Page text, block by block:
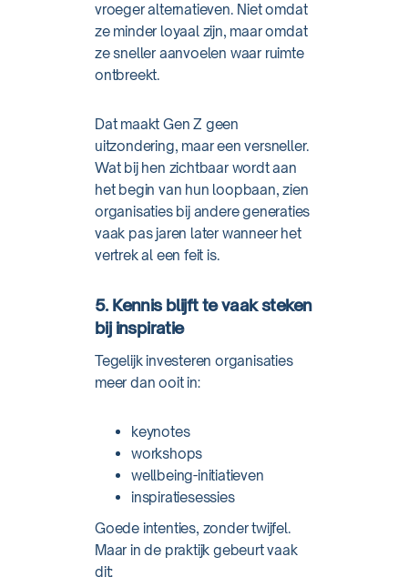
vroeger alternatieven. Niet omdat
ze minder loyaal zijn, maar omdat
ze sneller aanvoelen waar ruimte
ontbreekt.
Dat maakt Gen Z geen
uitzondering, maar een versneller.
Wat bij hen zichtbaar wordt aan
het begin van hun loopbaan, zien
organisaties bij andere generaties
vaak pas jaren later wanneer het
vertrek al een feit is.
5. Kennis blijft te vaak steken
bij inspiratie
Tegelijk investeren organisaties
meer dan ooit in:
keynotes
workshops
wellbeing-initiatieven
inspiratiesessies
Goede intenties, zonder twijfel.
Maar in de praktijk gebeurt vaak
dit: